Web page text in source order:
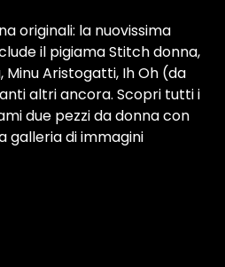
originali: la nuovissima
il pigiama Stitch donna,
Minu Aristogatti, Ih Oh (da
altri ancora. Scopri tutti i
due pezzi da donna con
galleria di immagini